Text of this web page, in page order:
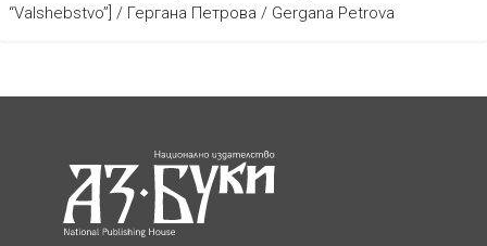
“Valshebstvo”] / Гергана Петрова / Gergana Petrova